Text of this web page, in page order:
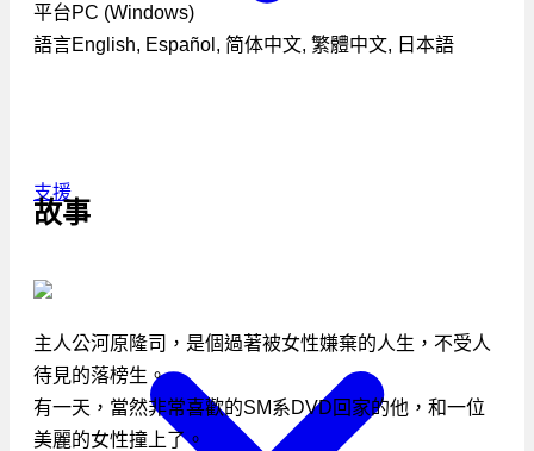
支援
平台PC (Windows)
語言English, Español, 简体中文, 繁體中文, 日本語
故事
主人公河原隆司，是個過著被女性嫌棄的人生，不受人
待見的落榜生。
有一天，當然非常喜歡的SM系DVD回家的他，和一位
美麗的女性撞上了。